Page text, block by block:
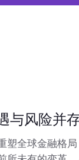
与风险并
塑全球金融格